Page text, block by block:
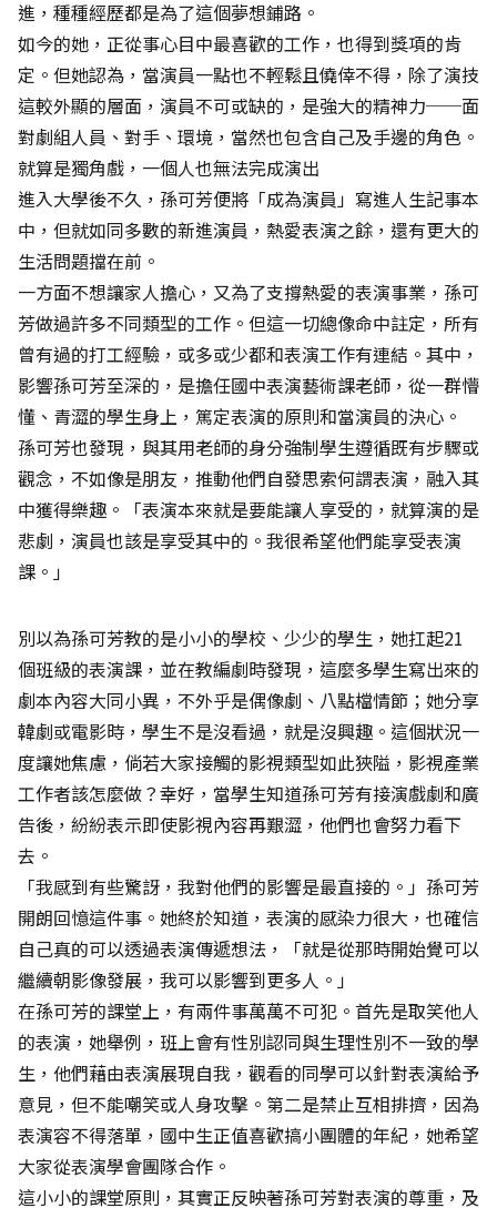
進，種種經歷都是為了這個夢想鋪路。
如今的她，正從事心目中最喜歡的工作，也得到獎項的肯
定。但她認為，當演員一點也不輕鬆且僥倖不得，除了演技
這較外顯的層面，演員不可或缺的，是強大的精神力──面
對劇組人員、對手、環境，當然也包含自己及手邊的角色。
就算是獨角戲，一個人也無法完成演出
進入大學後不久，孫可芳便將「成為演員」寫進人生記事本
中，但就如同多數的新進演員，熱愛表演之餘，還有更大的
生活問題擋在前。
一方面不想讓家人擔心，又為了支撐熱愛的表演事業，孫可
芳做過許多不同類型的工作。但這一切總像命中註定，所有
曾有過的打工經驗，或多或少都和表演工作有連結。其中，
影響孫可芳至深的，是擔任國中表演藝術課老師，從一群懵
懂、青澀的學生身上，篤定表演的原則和當演員的決心。
孫可芳也發現，與其用老師的身分強制學生遵循既有步驟或
觀念，不如像是朋友，推動他們自發思索何謂表演，融入其
中獲得樂趣。「表演本來就是要能讓人享受的，就算演的是
悲劇，演員也該是享受其中的。我很希望他們能享受表演
課。」
別以為孫可芳教的是小小的學校、少少的學生，她扛起21
個班級的表演課，並在教編劇時發現，這麼多學生寫出來的
劇本內容大同小異，不外乎是偶像劇、八點檔情節；她分享
韓劇或電影時，學生不是沒看過，就是沒興趣。這個狀況一
度讓她焦慮，倘若大家接觸的影視類型如此狹隘，影視產業
工作者該怎麼做？幸好，當學生知道孫可芳有接演戲劇和廣
告後，紛紛表示即使影視內容再艱澀，他們也會努力看下
去。
「我感到有些驚訝，我對他們的影響是最直接的。」孫可芳
開朗回憶這件事。她終於知道，表演的感染力很大，也確信
自己真的可以透過表演傳遞想法，「就是從那時開始覺可以
繼續朝影像發展，我可以影響到更多人。」
在孫可芳的課堂上，有兩件事萬萬不可犯。首先是取笑他人
的表演，她舉例，班上會有性別認同與生理性別不一致的學
生，他們藉由表演展現自我，觀看的同學可以針對表演給予
意見，但不能嘲笑或人身攻擊。第二是禁止互相排擠，因為
表演容不得落單，國中生正值喜歡搞小團體的年紀，她希望
大家從表演學會團隊合作。
這小小的課堂原則，其實正反映著孫可芳對表演的尊重，及